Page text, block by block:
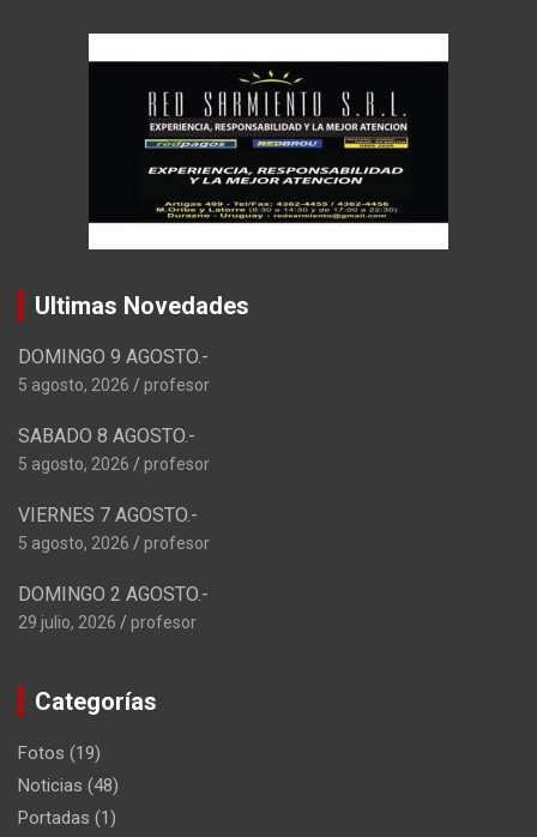
Ultimas Novedades
DOMINGO 9 AGOSTO.-
5 agosto, 2026 profesor
SABADO 8 AGOSTO.-
5 agosto, 2026 profesor
VIERNES 7 AGOSTO.-
5 agosto, 2026 profesor
DOMINGO 2 AGOSTO.-
29 julio, 2026 profesor
Categorías
Fotos (19)
Noticias (48)
Portadas (1)